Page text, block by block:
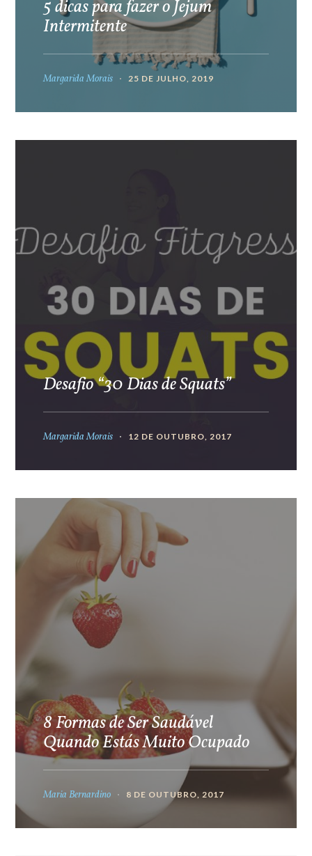
5 dicas para fazer o Jejum
Intermitente
Margarida Morais 25 DE JULHO, 2019
Desafio “30 Dias de Squats”
Margarida Morais 12 DE OUTUBRO, 2017
8 Formas de Ser Saudável
Quando Estás Muito Ocupado
Maria Bernardino 8 DE OUTUBRO, 2017